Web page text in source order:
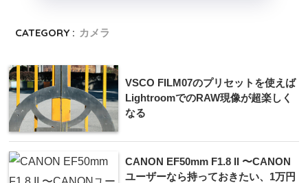
CATEGORY : カメラ
VSCO FILM07のプリセットを使えば
LightroomでのRAW現像が超楽しく
なる
CANON EF50mm F1.8 II 〜CANON
ユーザーなら持っておきたい、1万円